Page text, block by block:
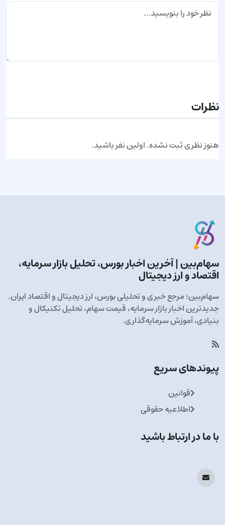
نظرات
هنوز نظری ثبت نشده. اولین نفر باشید.
سهام‌بین | آخرین اخبار بورس، تحلیل بازار سرمایه،
اقتصاد و ارز دیجیتال
سهام‌بین؛ مرجع خبری و تحلیلی بورس، ارز دیجیتال و اقتصاد ایران.
جدیدترین اخبار بازار سرمایه، قیمت سهام، تحلیل تکنیکال و
بنیادی، آموزش سرمایه‌گذاری.
پیوندهای سریع
قوانین
اطلاعیه حقوقی
با ما در ارتباط باشید